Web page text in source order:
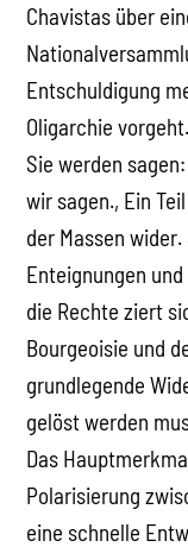
Chavistas über
Entschuldigung
Oligarchie
Sie werden
wir sagen., Ein
der Massen
Enteignungen
die Rechte ziert
Bourgeoisie und
grundlegende
gelöst werden
Das
Polarisierung
eine schnelle